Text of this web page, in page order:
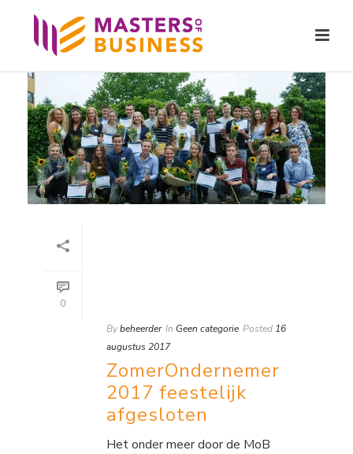
0
Bybeheerder In Geen categorie Posted 16
augustus 2017
ZomerOndernemer
2017 feestelijk
afgesloten
Het onder meer door de MoB